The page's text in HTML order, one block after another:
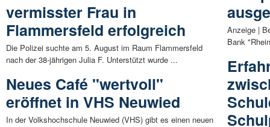
vermisster Frau in
Flammersfeld erfolgreich
Die Polizei suchte am 5. August im Raum Flammersfeld
nach der 38-jährigen Julia F. Unterstützt wurde ...
Neues Café "wertvoll"
eröffnet in VHS Neuwied
In der Volkshochschule Neuwied (VHS) gibt es einen neuen
Anzeige |
Bank